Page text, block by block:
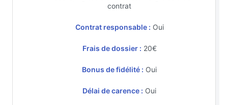
contrat
Contrat responsable : Oui
Frais de dossier : 20€
Bonus de fidélité : Oui
Délai de carence : Oui